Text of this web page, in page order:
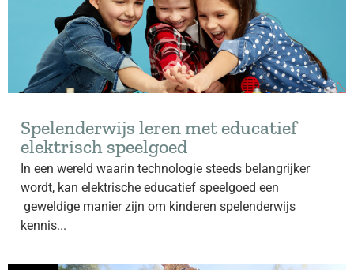
Spelenderwijs leren met educatief
elektrisch speelgoed
In een wereld waarin technologie steeds belangrijker
wordt, kan elektrische educatief speelgoed een
geweldige manier zijn om kinderen spelenderwijs
kennis...